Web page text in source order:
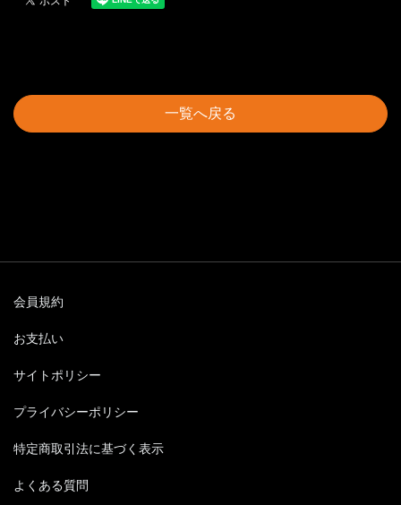
一覧へ戻る
会員規約
お支払い
サイトポリシー
プライバシーポリシー
特定商取引法に基づく表示
よくある質問